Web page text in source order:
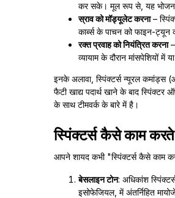
कर सके। मूल रूप से, यह भोजन
स्राव को मॉड्यूलेट करना–
कार्ब्स के पाचन को फाइन-ट्यून
रक्त प्रवाह को नियंत्रित करना–
व्यायाम के दौरान मांसपेशियों
इनके अलावा, स्पिंक्टर्स न्यूरल कमांड्स
फैटी खाद्य पदार्थ खाने के बाद स्पिंक्टर
के साथ टीमवर्क के बारे में है।
स्पिंक्टर्स कैसे काम
आपने शायद कभी "स्पिंक्टर्स कैसे काम
बेसलाइन टोन: अधिकांश
इसोफेजियल, में अंतर्निहित